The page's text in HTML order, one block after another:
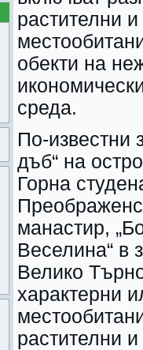
растителни
обекти на
среда.
По-известни
дъб“ на
Горна
манастир,
Веселина“ в
Велико
характерни
растителни